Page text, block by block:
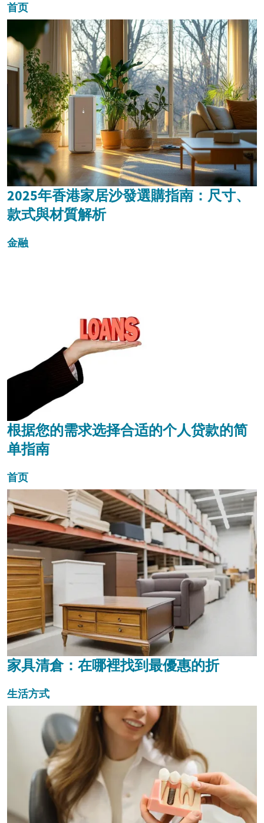
首页
2025年香港家居沙發選購指南：尺寸、
款式與材質解析
金融
根据您的需求选择合适的个人贷款的简
单指南
首页
家具清倉：在哪裡找到最優惠的折
生活方式